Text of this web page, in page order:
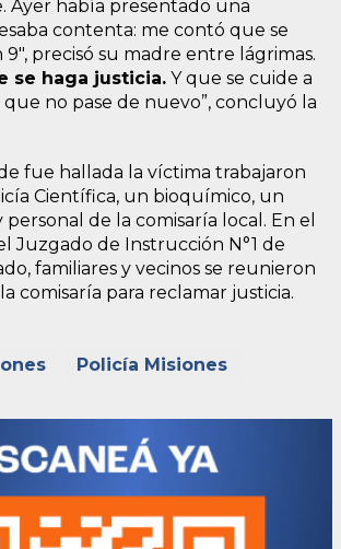
Ayer había presentado una
contenta: me contó que se
9″, precisó su madre entre lágrimas.
se haga justicia. Y que se cuide a
que no pase de nuevo”, concluyó la
fue hallada la víctima trabajaron
Científica, un bioquímico, un
de la comisaría local. En el
Juzgado de Instrucción N°1 de
familiares y vecinos se reunieron
comisaría para reclamar justicia.
Policía Misiones